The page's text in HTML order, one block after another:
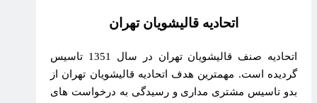
اتحادیه قالیشویان تهران
اتحادیه صنف قالیشویان تهران در سال 1351 تاسیس
گردیده است. مهمترین هدف اتحادیه قالیشویان تهران از
بدو تاسیس مشتری مداری و رسیدگی به درخواست های